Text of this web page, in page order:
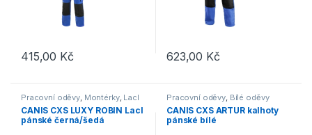
415,00 Kč
Tento produkt má více variant. Možnosti lze vybrat na stránce
623,00 Kč
Tento produkt má více
Pracovní oděvy Montérky, Lacl
CANIS CXS LUXY ROBIN Lacl
pánské černá/šedá
Pracovní oděvy Bílé oděvy
CANIS CXS ARTUR kalhoty
pánské bílé